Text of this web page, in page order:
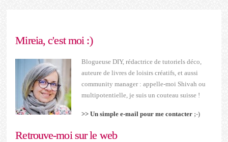
Mireia, c'est moi :)
Blogueuse DIY, rédactrice de tutoriels déco,
auteure de livres de loisirs créatifs, et aussi
community manager : appelle-moi Shivah ou
multipotentielle, je suis un couteau suisse !
>> Un simple e-mail pour me contacter ;-)
Retrouve-moi sur le web